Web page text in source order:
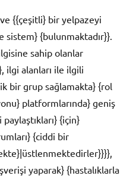
{{çeşitli} bir yelpazeyi
sistem} {bulunmaktadır}}.
sahip olanlar
ilgi alanları ile ilgili
bir grup sağlamakta} {rol
platformlarında} geniş
{için}
{ciddi bir
yaparak} {hastalıklarla